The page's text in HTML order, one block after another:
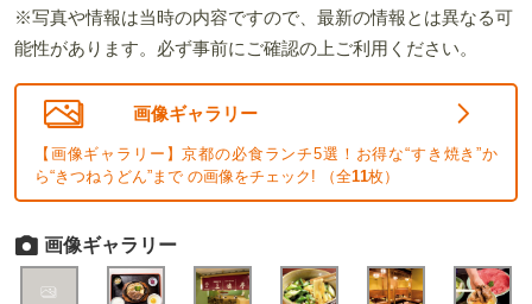
※写真や情報は当時の内容ですので、最新の情報とは異なる可
能性があります。必ず事前にご確認の上ご利用ください。
画像ギャラリー
【画像ギャラリー】京都の必食ランチ5選！お得な“すき焼き”か
ら“きつねうどん”まで の画像をチェック! （全11枚）
画像ギャラリー